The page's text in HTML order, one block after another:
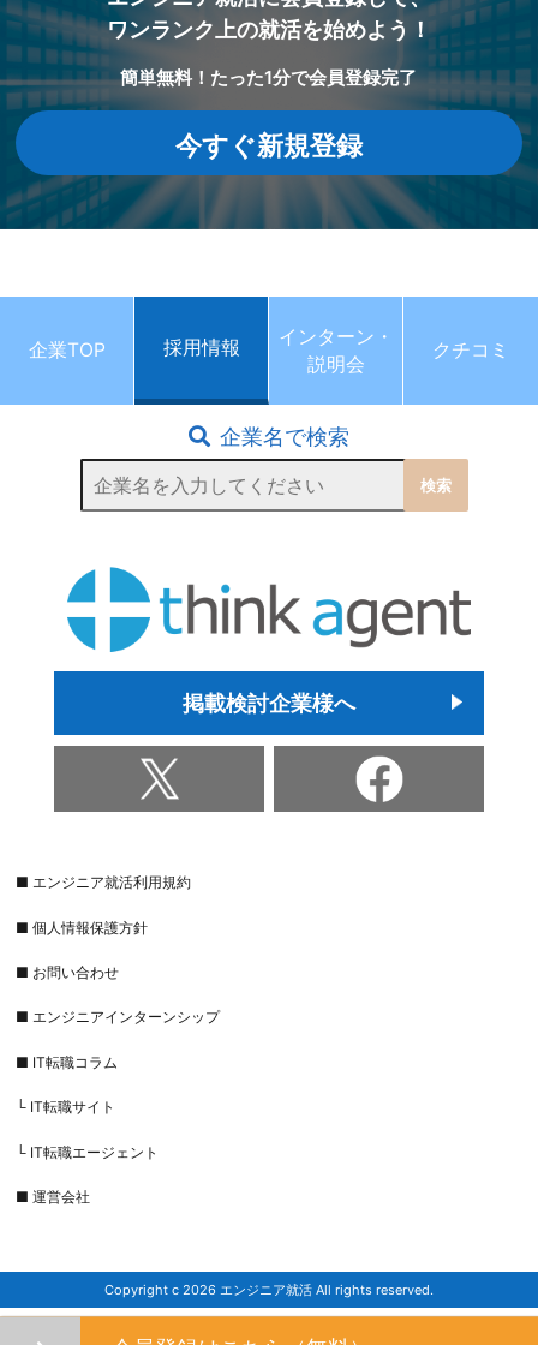
ワンランク上の就活を始めよう！
簡単無料！たった1分で会員登録完了
今すぐ新規登録
企業TOP 採用情報
インターン・
説明会
クチコミ
企業名で検索
掲載検討企業様へ
■ エンジニア就活利用規約
■ 個人情報保護方針
■ お問い合わせ
■ エンジニアインターンシップ
■ IT転職コラム
└ IT転職サイト
└ IT転職エージェント
■ 運営会社
Copyright c 2026 エンジニア就活 All rights reserved.